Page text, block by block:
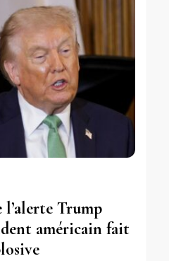
l’alerte Trump
américain fait